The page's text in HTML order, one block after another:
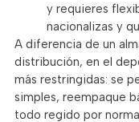
y requieres
nacionalizas y
A diferencia de un
distribución, en el
más restringidas: se
simples, reempaque
todo regido por